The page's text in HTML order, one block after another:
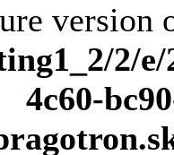
version
2/e/
4c60-